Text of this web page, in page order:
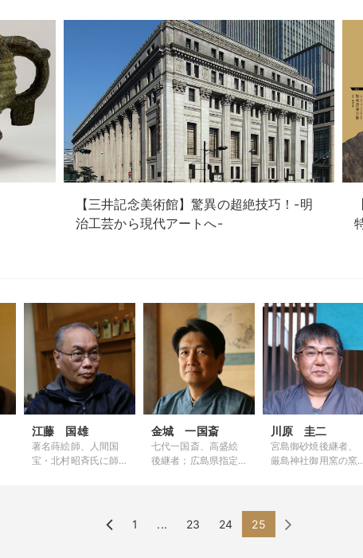
【三井記念美術館】驚異の超絶技巧！-明
治工芸から現代アートへ-
江藤 国雄
著名蒔絵師、人間国
宝・北村昭斉氏に師
金城 一国斎
七代一国斎、高盛絵
後継者；広島県指定
川原 圭二
宮島御砂焼後継者、
厳島神社御用窯の窯
1 ... 23 24 25